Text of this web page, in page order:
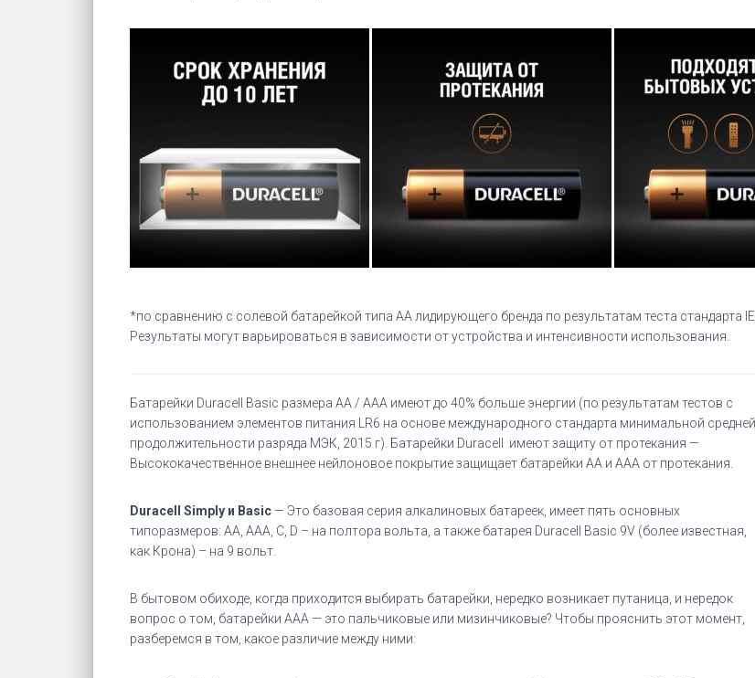
*по сравнению с солевой батарейкой типа АА лидирующего бренда по результатам теста стандарта
Результаты могут варьироваться в зависимости от устройства и интенсивности использования.
Батарейки Duracell Basic размера AA / AAA имеют до 40% больше энергии (по результатам тестов с
использованием элементов питания LR6 на основе международного стандарта минимальной средней
продолжительности разряда МЭК, 2015 г). Батарейки Duracell имеют защиту от протекания —
Высококачественное внешнее нейлоновое покрытие защищает батарейки AA и AAA от протекания.
Duracell Simply и Basic — Это базовая серия алкалиновых батареек, имеет пять основных
типоразмеров: AA, AAA, C, D – на полтора вольта, а также батарея Duracell Basic 9V (более известная,
как Крона) – на 9 вольт.
В бытовом обиходе, когда приходится выбирать батарейки, нередко возникает путаница, и нередок
вопрос о том, батарейки ААА — это пальчиковые или мизинчиковые? Чтобы прояснить этот момент,
разберемся в том, какое различие между ними: